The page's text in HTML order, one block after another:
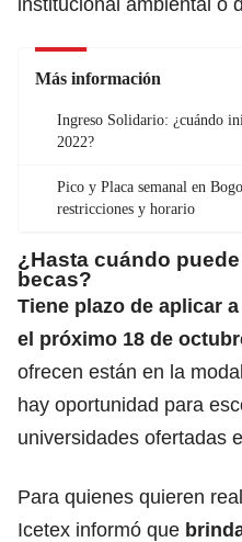
Más información
Ingreso Solidario: ¿cuándo
2022?
Pico y Placa semanal en
restricciones y horario
¿Hasta cuándo
becas?
Tiene plazo de aplicar
el próximo 18 de
ofrecen están en la
hay oportunidad para
universidades ofertadas
Para quienes quieren
Icetex informó que